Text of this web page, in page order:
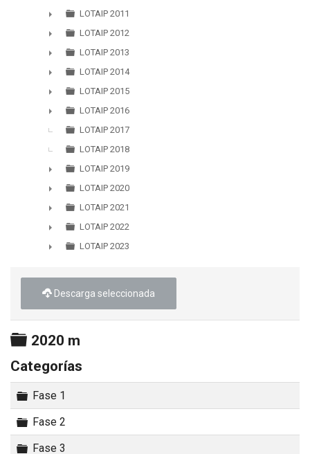
►
LOTAIP 2011
►
LOTAIP 2012
►
LOTAIP 2013
►
LOTAIP 2014
►
LOTAIP 2015
►
LOTAIP 2016
LOTAIP 2017
LOTAIP 2018
►
LOTAIP 2019
►
LOTAIP 2020
►
LOTAIP 2021
►
LOTAIP 2022
LOTAIP 2023
Descarga seleccionada
Carpeta
2020 m
Categorías
Carpeta
Fase 1
Carpeta
Fase 2
Carpeta
Fase 3